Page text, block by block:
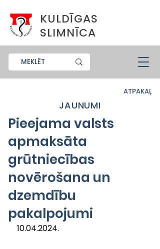
KULDĪGAS
SLIMNĪCA
ATPAKAĻ
JAUNUMI
Pieejama valsts
apmaksāta
grūtniecības
novērošana un
dzemdību
pakalpojumi
10.04.2024.